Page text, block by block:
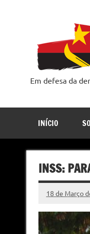
Em defesa da
INÍCIO
INSS:
18 de Março